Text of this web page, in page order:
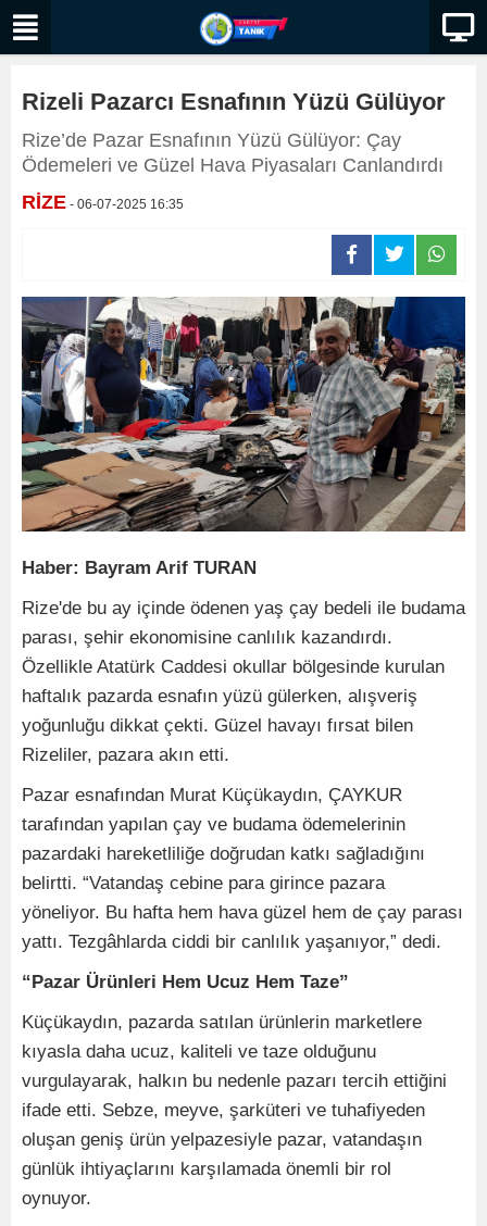
Rizeli Pazarcı Esnafının Yüzü Gülüyor
Rize’de Pazar Esnafının Yüzü Gülüyor: Çay
Ödemeleri ve Güzel Hava Piyasaları Canlandırdı
RİZE - 06-07-2025 16:35
Haber: Bayram Arif TURAN
Rize'de bu ay içinde ödenen yaş çay bedeli ile budama
parası, şehir ekonomisine canlılık kazandırdı.
Özellikle Atatürk Caddesi okullar bölgesinde kurulan
haftalık pazarda esnafın yüzü gülerken, alışveriş
yoğunluğu dikkat çekti. Güzel havayı fırsat bilen
Rizeliler, pazara akın etti.
Pazar esnafından Murat Küçükaydın, ÇAYKUR
tarafından yapılan çay ve budama ödemelerinin
pazardaki hareketliliğe doğrudan katkı sağladığını
belirtti. “Vatandaş cebine para girince pazara
yöneliyor. Bu hafta hem hava güzel hem de çay parası
yattı. Tezgâhlarda ciddi bir canlılık yaşanıyor,” dedi.
“Pazar Ürünleri Hem Ucuz Hem Taze”
Küçükaydın, pazarda satılan ürünlerin marketlere
kıyasla daha ucuz, kaliteli ve taze olduğunu
vurgulayarak, halkın bu nedenle pazarı tercih ettiğini
ifade etti. Sebze, meyve, şarküteri ve tuhafiyeden
oluşan geniş ürün yelpazesiyle pazar, vatandaşın
günlük ihtiyaçlarını karşılamada önemli bir rol
oynuyor.